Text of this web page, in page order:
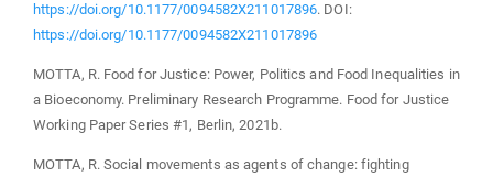
https://doi.org/10.1177/0094582X211017896. DOI:
https://doi.org/10.1177/0094582X211017896
MOTTA, R. Food for Justice: Power, Politics and Food Inequalities in
a Bioeconomy. Preliminary Research Programme. Food for Justice
Working Paper Series #1, Berlin, 2021b.
MOTTA, R. Social movements as agents of change: fighting